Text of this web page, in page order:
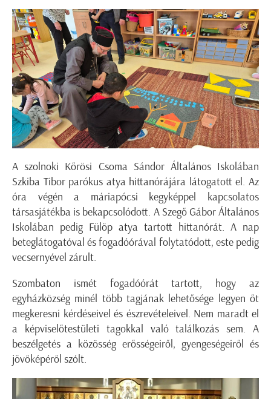
A szolnoki Kőrösi Csoma Sándor Általános Iskolában
Szkiba Tibor parókus atya hittanórájára látogatott el. Az
óra végén a máriapócsi kegyképpel kapcsolatos
társasjátékba is bekapcsolódott. A Szegő Gábor Általános
Iskolában pedig Fülöp atya tartott hittanórát. A nap
beteglátogatóval és fogadóórával folytatódott, este pedig
vecsernyével zárult.
Szombaton ismét fogadóórát tartott, hogy az
egyházközség minél több tagjának lehetősége legyen őt
megkeresni kérdéseivel és észrevételeivel. Nem maradt el
a képviselőtestületi tagokkal való találkozás sem. A
beszélgetés a közösség erősségeiről, gyengeségeiről és
jövőképéről szólt.